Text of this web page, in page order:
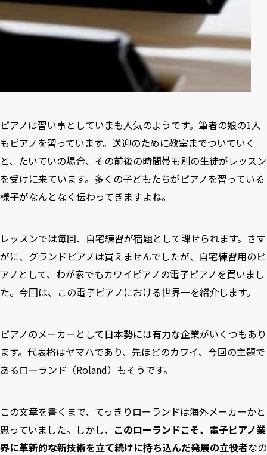
ピアノは習い事としていまも人気のようです。筆者の娘の1人
もピアノを習っています。送迎のために教室までついていく
と、たいていの場合、その前後の時間帯も別の生徒がレッスン
を受けに来ています。多くの子どもたちがピアノを習っている
様子がなんとなく伝わってきますよね。
レッスンでは毎回、自宅練習が宿題として課せられます。さす
がに、グランドピアノは買えませんでしたが、自宅練習用のピ
アノとして、わが家でもカワイピアノの電子ピアノを買いまし
た。今回は、この電子ピアノにおける世界一を紹介します。
ピアノのメーカーとして日本勢には有力な企業がいくつもあり
ます。代表格はヤマハであり、先ほどのカワイ、今回の主題で
あるローランド（Roland）もそうです。
この文章を書くまで、てっきりローランドは海外メーカーかと
思っていました。しかし、 このローランドこそ、電子ピアノ業
界に革新的な新技術を立て続けに持ち込んだ発展の立役者なの